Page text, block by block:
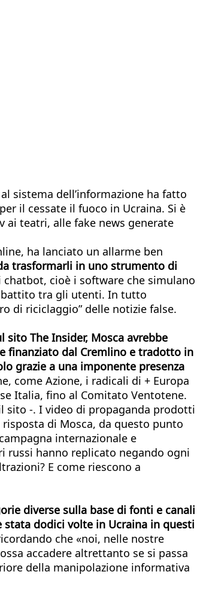
sistema dell’informazione ha fatto
il cessate il fuoco in Ucraina. Si è
ai teatri, alle fake news generate
ha lanciato un allarme ben
trasformarli in uno strumento di
chatbot, cioè i software che simulano
tra gli utenti. In tutto
di riciclaggio” delle notizie false.
The Insider, Mosca avrebbe
finanziato dal Cremlino e tradotto in
grazie a una imponente presenza
come Azione, i radicali di + Europa
Italia, fino al Comitato Ventotene.
sito -. I video di propaganda prodotti
di Mosca, da questo punto
internazionale e
russi hanno replicato negando ogni
E come riescono a
diverse sulla base di fonti e canali
dodici volte in Ucraina in questi
che «noi, nelle nostre
accadere altrettanto se si passa
della manipolazione informativa